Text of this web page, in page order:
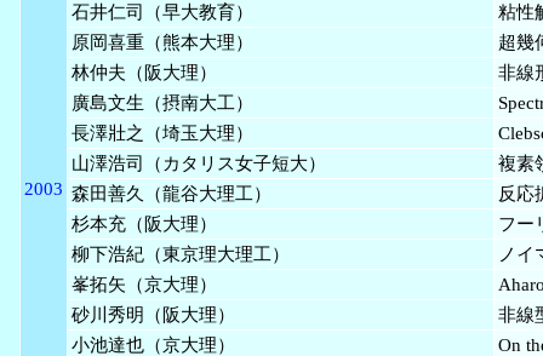
2003
石井仁司（早大教育）
粘性
原岡喜重（熊本大理）
超幾
林仲夫（阪大理）
非線
廣島文生（摂南大工）
長澤壯之（埼玉大理）
山澤浩司（カタリス女子短大）
複素
森田善久（龍谷大理工）
反応
杉本充（阪大理）
フー
柳下浩紀（東京理大理工）
ノイ
峯拓矢（京大理）
砂川秀明（阪大理）
非線
小池達也（京大理）
On